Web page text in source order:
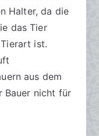
Halter, da die
das Tier
ist.
aus dem
Bauer nicht für